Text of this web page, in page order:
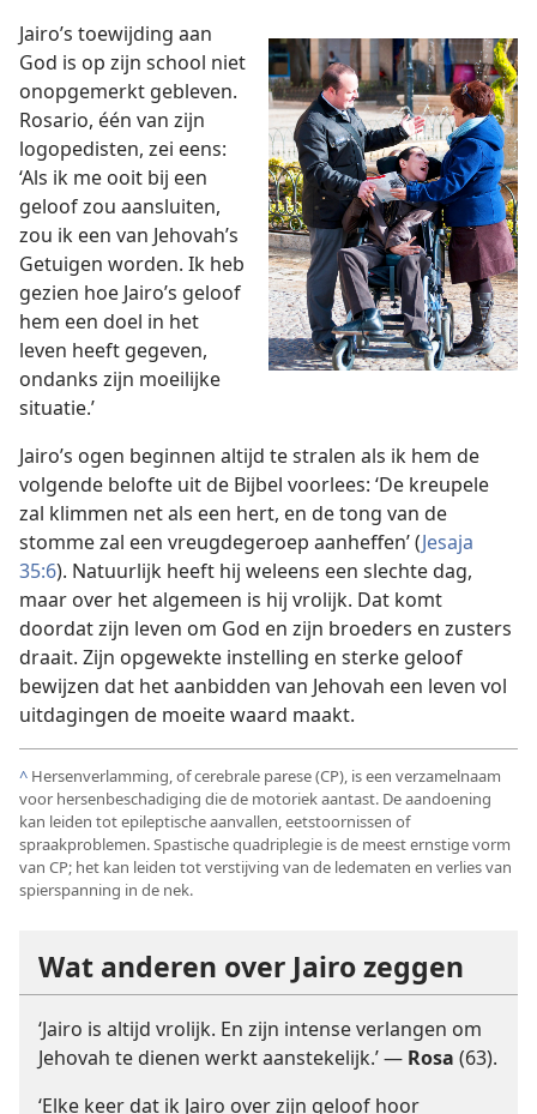
Jairo’s toewijding aan
God is op zijn school niet
onopgemerkt gebleven.
Rosario, één van zijn
logopedisten, zei eens:
‘Als ik me ooit bij een
geloof zou aansluiten,
zou ik een van Jehovah’s
Getuigen worden. Ik heb
gezien hoe Jairo’s geloof
hem een doel in het
leven heeft gegeven,
ondanks zijn moeilijke
situatie.’
Jairo’s ogen beginnen altijd te stralen als ik hem de
volgende belofte uit de Bijbel voorlees: ‘De kreupele
zal klimmen net als een hert, en de tong van de
stomme zal een vreugdegeroep aanheffen’ (Jesaja
35:6). Natuurlijk heeft hij weleens een slechte dag,
maar over het algemeen is hij vrolijk. Dat komt
doordat zijn leven om God en zijn broeders en zusters
draait. Zijn opgewekte instelling en sterke geloof
bewijzen dat het aanbidden van Jehovah een leven vol
uitdagingen de moeite waard maakt.
^ Hersenverlamming, of cerebrale parese (CP), is een verzamelnaam
voor hersenbeschadiging die de motoriek aantast. De aandoening
kan leiden tot epileptische aanvallen, eetstoornissen of
spraakproblemen. Spastische quadriplegie is de meest ernstige vorm
van CP; het kan leiden tot verstijving van de ledematen en verlies van
spierspanning in de nek.
Wat anderen over Jairo zeggen
‘Jairo is altijd vrolijk. En zijn intense verlangen om
Jehovah te dienen werkt aanstekelijk.’ — Rosa (63).
‘Elke keer dat ik Jairo over zijn geloof hoor